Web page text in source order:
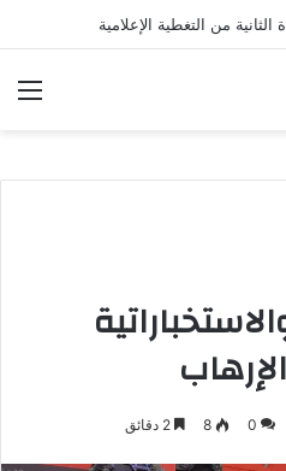
من التغطية الإعلامية
0
8